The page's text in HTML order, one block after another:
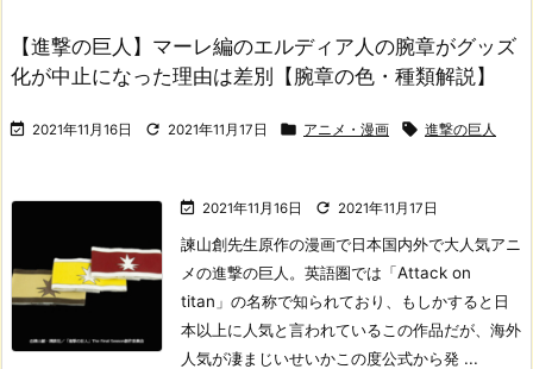
【進撃の巨人】マーレ編のエルディア人の腕章がグッズ
化が中止になった理由は差別【腕章の色・種類解説】
 2021年11月16日  2021年11月17日  アニメ・漫画  進撃の巨人
 2021年11月16日  2021年11月17日
諫山創先生原作の漫画で日本国内外で大人気アニ
メの進撃の巨人。 英語圏では「Attack on
titan」の名称で知られており、もしかすると日
本以上に人気と言われているこの作品だが、海外
人気が凄まじいせいかこの度公式から発 ...